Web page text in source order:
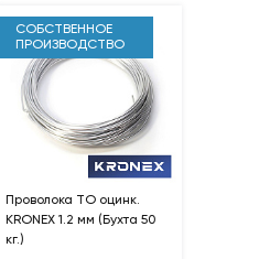
СОБСТВЕННОЕ
ПРОИЗВОДСТВО
Проволока ТО оцинк.
KRONEX 1.2 мм (Бухта 50
кг.)